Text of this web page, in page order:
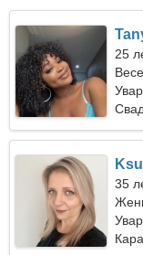
25
35